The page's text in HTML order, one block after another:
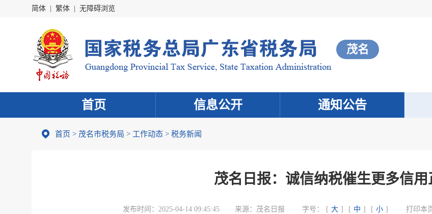
简体 繁体 无障碍浏览
茂名
首页 信息公开 通知公告
首页 > 茂名市税务局 > 工作动态 > 税务新闻
茂名日报：诚信纳税催生更多信用
发布时间： 2025-04-14 09:45:45 来源： 茂名日报 字号： [ 大 ] [ 中 ] [ 小 ] 打印本